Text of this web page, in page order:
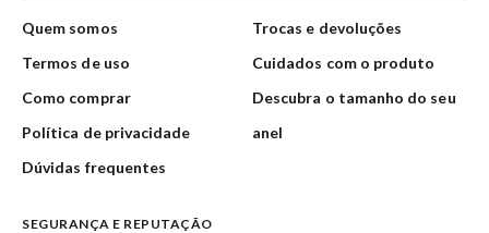
Quem somos
Termos de uso
Como comprar
Política de privacidade
Dúvidas frequentes
Trocas e devoluções
Cuidados com o produto
Descubra o tamanho do seu
anel
SEGURANÇA E REPUTAÇÃO